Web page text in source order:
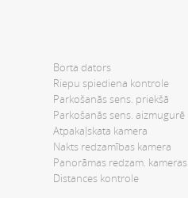
Borta dators
Riepu spiediena kontrole
Parkošanās sens. priekšā
Parkošanās sens. aizmugurē
Atpakaļskata kamera
Nakts redzamības kamera
Panorāmas redzam. kameras
Distances kontrole